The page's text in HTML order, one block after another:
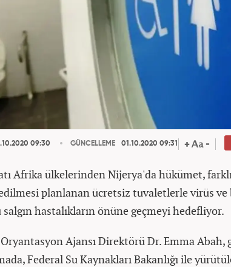
09:30 GÜNCELLEME 01.10.2020 09:31
Afrika ülkelerinden Nijerya'da hükümet,
planlanan ücretsiz tuvaletlerle virüs
hastalıkların önüne geçmeyi hedefliyor.
Ajansı Direktörü Dr. Emma Abah,
Federal Su Kaynakları Bakanlığı ile